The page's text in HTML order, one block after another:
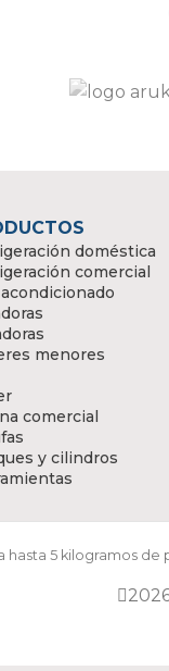
doméstica
comercial
menores
comercial
y cilindros
hasta 5 kilogramos